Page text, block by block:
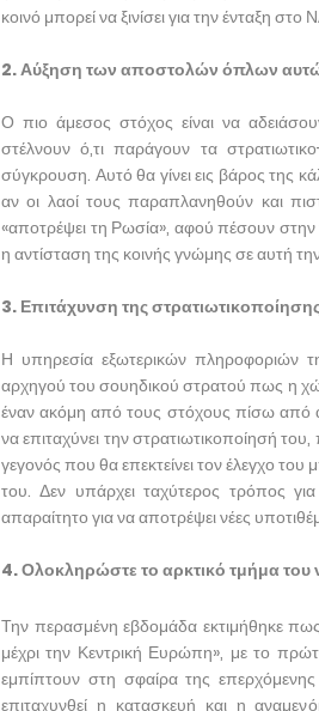
κοινό μπορεί να ξινίσει για την ένταξη στο
2. Αύξηση των αποστολών όπλων
Ο πιο άμεσος στόχος είναι να
στέλνουν ό,τι παράγουν τα
σύγκρουση. Αυτό θα γίνει εις βάρος της
αν οι λαοί τους παραπλανηθούν και
«αποτρέψει τη Ρωσία», αφού πέσουν στην
η αντίσταση της κοινής γνώμης σε αυτή
3. Επιτάχυνση της
Η υπηρεσία εξωτερικών πληροφοριών
αρχηγού του σουηδικού στρατού πως η
έναν ακόμη από τους στόχους πίσω από
να επιταχύνει την στρατιωτικοποίησή
γεγονός που θα επεκτείνει τον έλεγχο
του. Δεν υπάρχει ταχύτερος τρόπος για
απαραίτητο για να αποτρέψει νέες
4. Ολοκληρώστε το αρκτικό τμήμα
Την περασμένη εβδομάδα εκτιμήθηκε
μέχρι την Κεντρική Ευρώπη», με το
εμπίπτουν στη σφαίρα της
επιταχυνθεί η κατασκευή και η